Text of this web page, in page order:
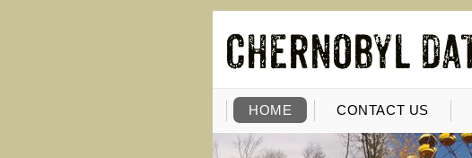
HOME CONTACT US